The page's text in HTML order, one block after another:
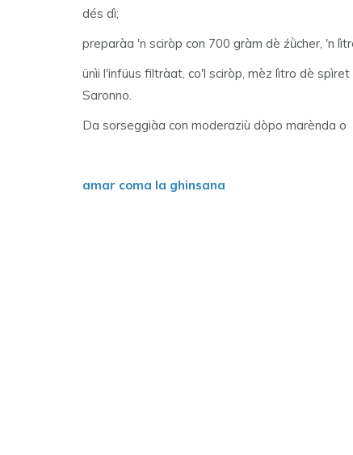
dés dì;
preparàa 'n sciròp con 700 gràm dè źǜcher, 'n
ünìi l'infüus filtràat, co'l sciròp, mèz lìtro dè
Saronno.
Da sorseggiàa con moderaziù dòpo marènda o
amar coma la ghinsana